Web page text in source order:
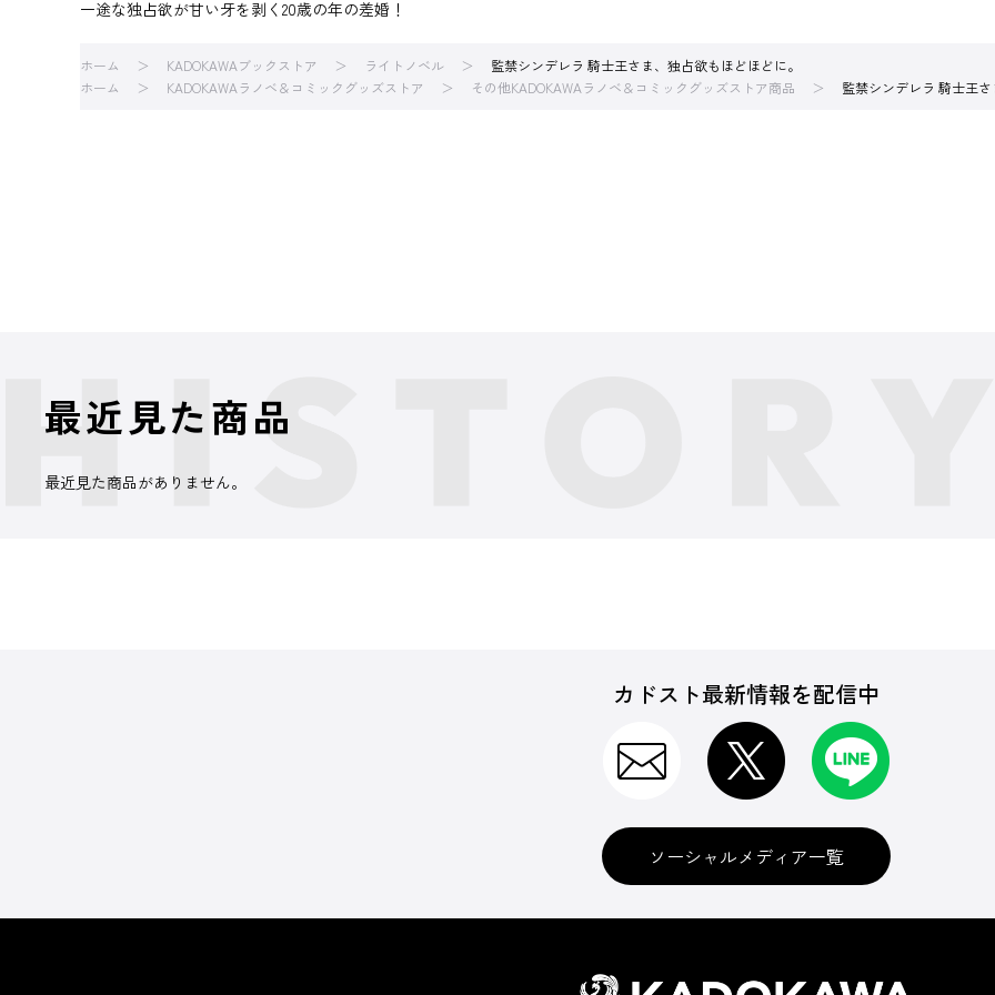
一途な独占欲が甘い牙を剥く20歳の年の差婚！
ホーム KADOKAWAブックストア ライトノベル
監禁シンデレラ 騎士王さま、独占欲もほどほどに。
ホーム
KADOKAWAラノベ＆コミックグッズストア その他KADOKAWAラノベ＆コミックグッズストア商品 監禁シンデレラ 騎士王さ
最近見た商品
最近見た商品がありません。
カドスト最新情報を配信中
ソーシャルメディア一覧